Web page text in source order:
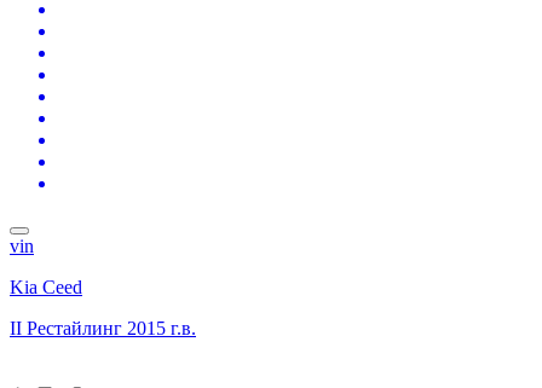
vin
Kia Ceed
II Рестайлинг 2015 г.в.